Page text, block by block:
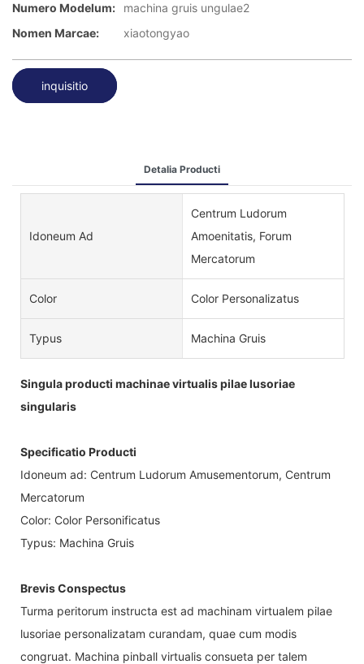
Numero Modelum:
machina gruis ungulae2
Nomen Marcae:
xiaotongyao
inquisitio
Detalia Producti
Idoneum Ad
Centrum Ludorum
Amoenitatis, Forum
Mercatorum
Color Color Personalizatus
Typus Machina Gruis
Singula producti machinae virtualis pilae lusoriae
singularis
Specificatio Producti
Idoneum ad: Centrum Ludorum Amusementorum, Centrum
Mercatorum
Color: Color Personificatus
Typus: Machina Gruis
Brevis Conspectus
Turma peritorum instructa est ad machinam virtualem pilae
lusoriae personalizatam curandam, quae cum modis
congruat. Machina pinball virtualis consueta per talem